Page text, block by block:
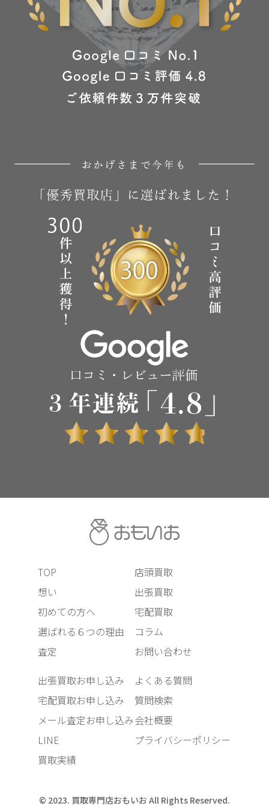
TOP
想い
初めての方へ
選ばれる６つの理由
査定
店頭買取
出張買取
宅配買取
コラム
お問い合わせ
出張買取お申し込み
宅配買取お申し込み
メール査定お申し込み
LINE
買取実績
よくある質問
質問検索
会社概要
プライバシーポリシー
© 2023. 買取専門店おもいお All Rights Reserved.